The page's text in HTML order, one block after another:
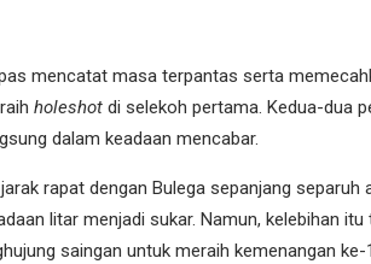
mencatat masa terpantas serta
holeshot di selekoh pertama. Kedua-dua
dalam keadaan mencabar.
rapat dengan Bulega sepanjang
litar menjadi sukar. Namun, kelebihan
saingan untuk meraih kemenangan